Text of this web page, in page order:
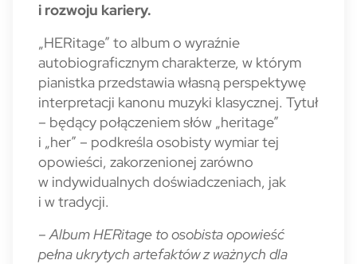
i rozwoju kariery.
„HERitage” to album o wyraźnie
autobiograficznym charakterze, w którym
pianistka przedstawia własną perspektywę
interpretacji kanonu muzyki klasycznej. Tytuł
– będący połączeniem słów „heritage”
i „her” – podkreśla osobisty wymiar tej
opowieści, zakorzenionej zarówno
w indywidualnych doświadczeniach, jak
i w tradycji.
– Album HERitage to osobista opowieść
pełna ukrytych artefaktów z ważnych dla